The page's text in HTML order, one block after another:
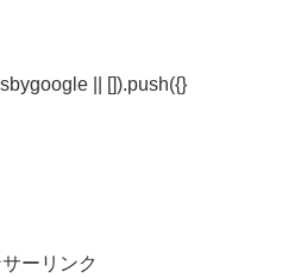
|| []).push({}
ーリンク